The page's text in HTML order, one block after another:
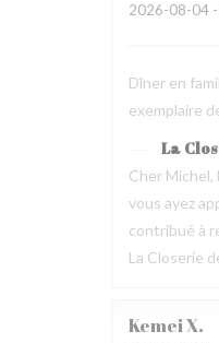
2026-08-04
Dîner en
exemplaire
La
Cher
vous ayez
contribué à
La Closerie
KemeiX